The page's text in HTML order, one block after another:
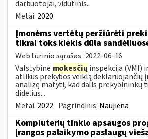
darbuotojai, vidutinis...
Metai: 2020
Įmonėms vertėtų peržiūrėti
tikrai toks kiekis dūla
Web turinio sąrašas 2022-06-16
Valstybinė mokesčių inspekcija (VMI)
atlikus prekybos veiklą deklaruojančių
analizę matyti, kad dalis prekybininkų
didelius...
Metai: 2022 Pagrindinis: Naujiena
Kompiuterių tinklo apsaugos
įrangos palaikymo paslaugų